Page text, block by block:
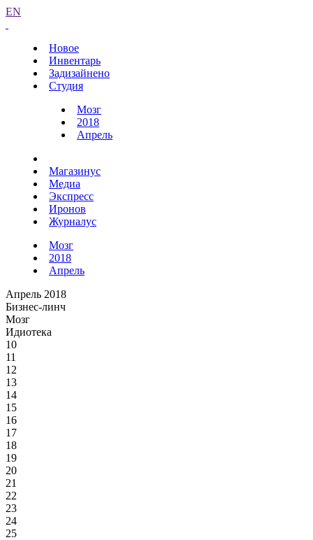
EN
Новое
Инвентарь
Задизайнено
Студия
Мозг
2018
Апрель
Магазинус
Медиа
Экспресс
Иронов
Журналус
Мозг
2018
Апрель
Апрель 2018
Бизнес-линч
Мозг
Идиотека
10
11
12
13
14
15
16
17
18
19
20
21
22
23
24
25